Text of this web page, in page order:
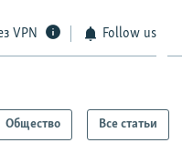
VPN Follow us
Общество Все статьи